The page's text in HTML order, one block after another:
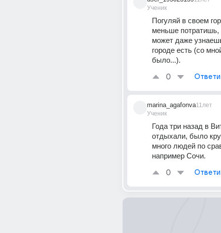
Ученик
Погуляй в своем
меньше
может даже
городе есть (со
было...).
0
marina_agafonva
Ученик
11лет
Года три назад в
отдыхали, было
много людей по
например Сочи.
0